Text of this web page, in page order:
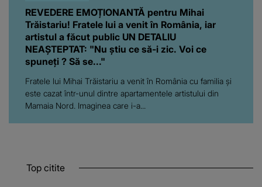
REVEDERE EMOȚIONANTĂ pentru Mihai
Trăistariu! Fratele lui a venit în România, iar
artistul a făcut public UN DETALIU
NEAȘTEPTAT: "Nu știu ce să-i zic. Voi ce
spuneți ? Să se..."
Fratele lui Mihai Trăistariu a venit în România cu familia și
este cazat într-unul dintre apartamentele artistului din
Mamaia Nord. Imaginea care i-a...
Top citite